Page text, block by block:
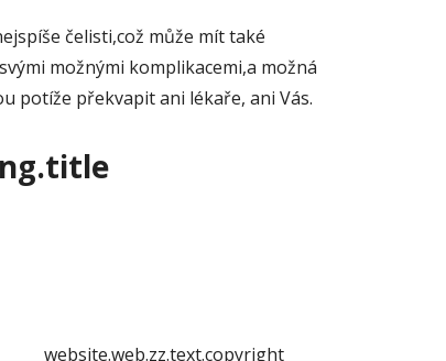
čelisti,což může mít také
možnými komplikacemi,a možná
potíže překvapit ani lékaře, ani Vás.
website.web.zz.text.copyright